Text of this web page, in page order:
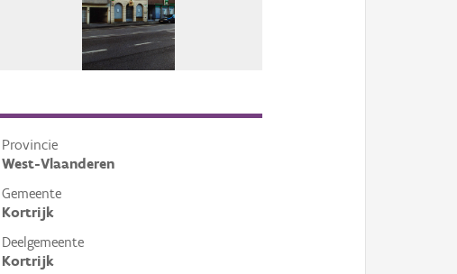
Provincie
West-Vlaanderen
Gemeente
Kortrijk
Deelgemeente
Kortrijk